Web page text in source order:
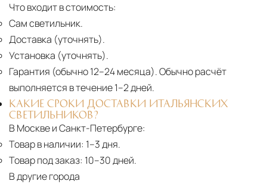
Что входит в стоимость:
Сам светильник.
Доставка (уточнять).
Установка (уточнять).
Гарантия (обычно 12–24 месяца).Обычно расчёт
выполняется в течение 1–2 дней.
КАКИЕ СРОКИ ДОСТАВКИ ИТАЛЬЯНСКИХ
СВЕТИЛЬНИКОВ?
В Москве и Санкт-Петербурге:
Товар в наличии: 1–3 дня.
Товар под заказ: 10–30 дней.
В другие города